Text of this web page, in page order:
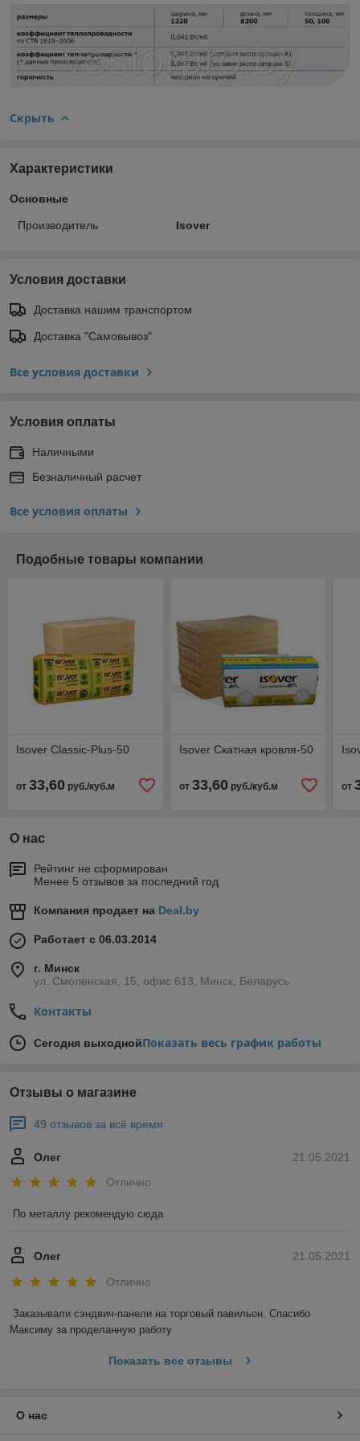
Скрыть
Характеристики
Основные
Производитель Isover
Условия доставки
Доставка нашим транспортом
Доставка "Самовывоз"
Все условия доставки
Условия оплаты
Наличными
Безналичный расчет
Все условия оплаты
Подобные товары компании
Isover Classic-Plus-50
от 33,60 руб./куб.м
Isover Скатная кровля-50
от 33,60руб./куб.м от
О нас
Рейтинг не сформирован
Менее 5 отзывов за последний год
Компания продает на Deal.by
Работает с 06.03.2014
г. Минск
ул. Смоленская, 15, офис 613, Минск, Беларусь
Контакты
Сегодня выходнойПоказать весь график работы
Отзывы о магазине
49 отзывов за всё время
21.05.2021
Олег
Отлично
По металлу рекомендую сюда
21.05.2021
Олег
Отлично
Заказывали сэндвич-панели на торговый павильон. Спасибо
Максиму за проделанную работу
Показать все отзывы
О нас